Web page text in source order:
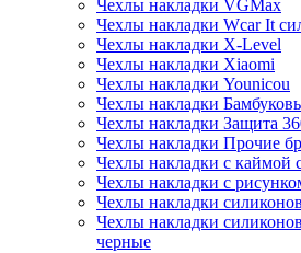
Чехлы накладки VGMax
Чехлы накладки Wcar It
Чехлы накладки X-Level
Чехлы накладки Xiaomi
Чехлы накладки Younicou
Чехлы накладки
Чехлы накладки Защита
Чехлы накладки Прочие
Чехлы накладки с каймой
Чехлы накладки с
Чехлы накладки
Чехлы накладки
черные